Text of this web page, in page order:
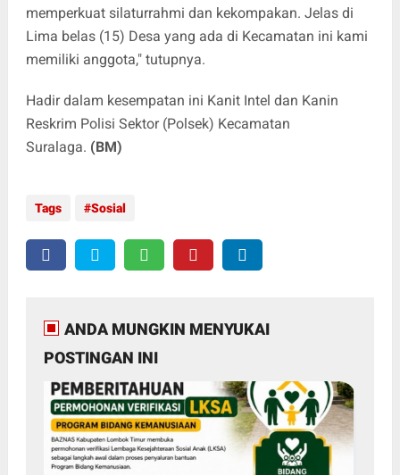
memperkuat silaturrahmi dan kekompakan. Jelas di
Lima belas (15) Desa yang ada di Kecamatan ini kami
memiliki anggota," tutupnya.
Hadir dalam kesempatan ini Kanit Intel dan Kanin
Reskrim Polisi Sektor (Polsek) Kecamatan
Suralaga. (BM)
Tags Sosial
ANDA MUNGKIN MENYUKAI
POSTINGAN INI